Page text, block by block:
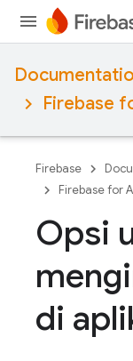
Firebase
Firebase
Firebase for
Opsi
di